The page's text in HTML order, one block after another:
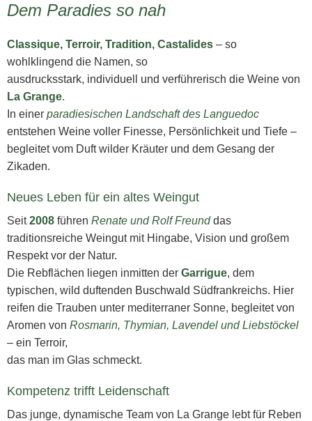
Dem Paradies so nah
Classique, Terroir, Tradition, Castalides – so
wohlklingend die Namen, so
ausdrucksstark, individuell und verführerisch die Weine von
La Grange.
In einer paradiesischen Landschaft des Languedoc
entstehen Weine voller Finesse, Persönlichkeit und Tiefe –
begleitet vom Duft wilder Kräuter und dem Gesang der
Zikaden.
Neues Leben für ein altes Weingut
Seit2008 führen Renate und Rolf Freunddas
traditionsreiche Weingut mit Hingabe, Vision und großem
Respekt vor der Natur.
Die Rebflächen liegen inmitten der Garrigue, dem
typischen, wild duftenden Buschwald Südfrankreichs. Hier
reifen die Trauben unter mediterraner Sonne, begleitet von
Aromen von Rosmarin, Thymian, Lavendel und Liebstöckel
– ein Terroir,
das man im Glas schmeckt.
Kompetenz trifft Leidenschaft
Das junge, dynamische Team von La Grange lebt für Reben